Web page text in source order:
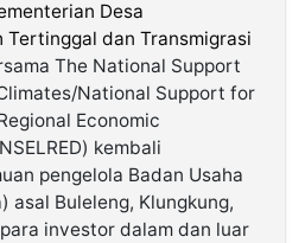
Desa
Tertinggal dan Transmigrasi
The National Support
National Support for
Economic
kembali
pengelola Badan Usaha
asal Buleleng, Klungkung,
investor dalam dan luar